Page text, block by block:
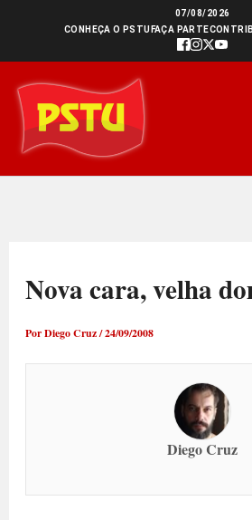
conteúdo
07/08/2026
CONHEÇA O PSTU FAÇA PARTE
Nova cara, velha
PorDiego Cruz/24/09/2008
Diego Cruz